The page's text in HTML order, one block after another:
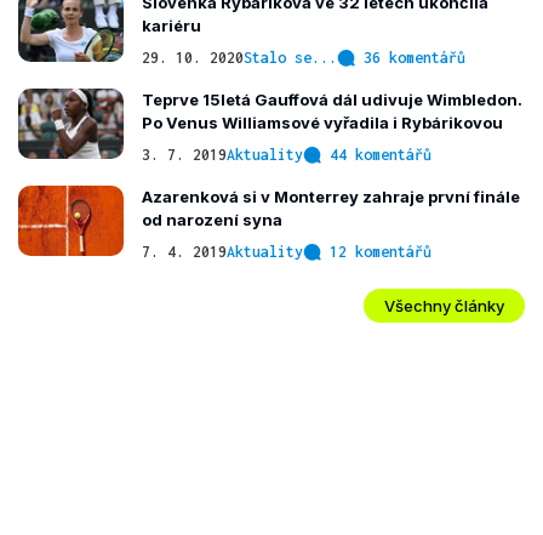
kariéru
29. 10. 2020Stalo se... 36 komentářů
Teprve 15letá Gauffová dál udivuje Wimbledon.
Po Venus Williamsové vyřadila i Rybárikovou
3. 7. 2019Aktuality 44 komentářů
Azarenková si v Monterrey zahraje první finále
od narození syna
7. 4. 2019Aktuality 12 komentářů
Všechny články